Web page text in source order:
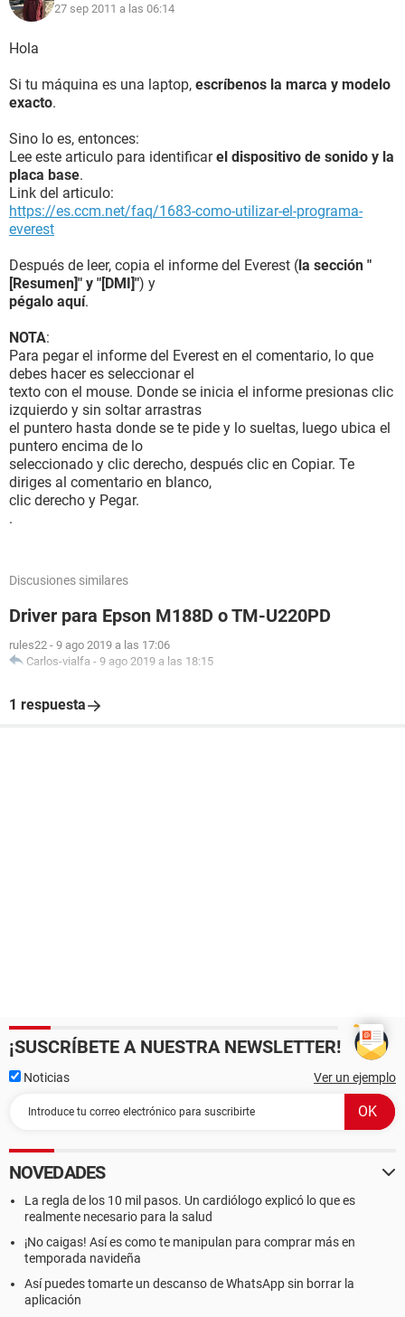
27 sep 2011 a las 06:14
Hola
Si tu máquina es una laptop, escríbenos la marca y modelo
exacto.
Sino lo es, entonces:
Lee este articulo para identificarel dispositivo de sonido y la
placa base.
Link del articulo:
https://es.ccm.net/faq/1683-como-utilizar-el-programa-
everest
Después de leer, copia el informe del Everest (la sección "
[Resumen]" y "[DMI]") y
pégalo aquí.
NOTA:
Para pegar el informe del Everest en el comentario, lo que
debes hacer es seleccionar el
texto con el mouse. Donde se inicia el informe presionas clic
izquierdo y sin soltar arrastras
el puntero hasta donde se te pide y lo sueltas, luego ubica el
puntero encima de lo
seleccionado y clic derecho, después clic en Copiar. Te
diriges al comentario en blanco,
clic derecho y Pegar.
.
Discusiones similares
Driver para Epson M188D o TM-U220PD
rules22 - 9 ago 2019 a las 17:06
Carlos-vialfa - 9 ago 2019 a las 18:15
1 respuesta
¡SUSCRÍBETE A NUESTRA NEWSLETTER!
Noticias Ver un ejemplo
NOVEDADES
La regla de los 10 mil pasos. Un cardiólogo explicó lo que es
realmente necesario para la salud
¡No caigas! Así es como te manipulan para comprar más en
temporada navideña
Así puedes tomarte un descanso de WhatsApp sin borrar la
aplicación